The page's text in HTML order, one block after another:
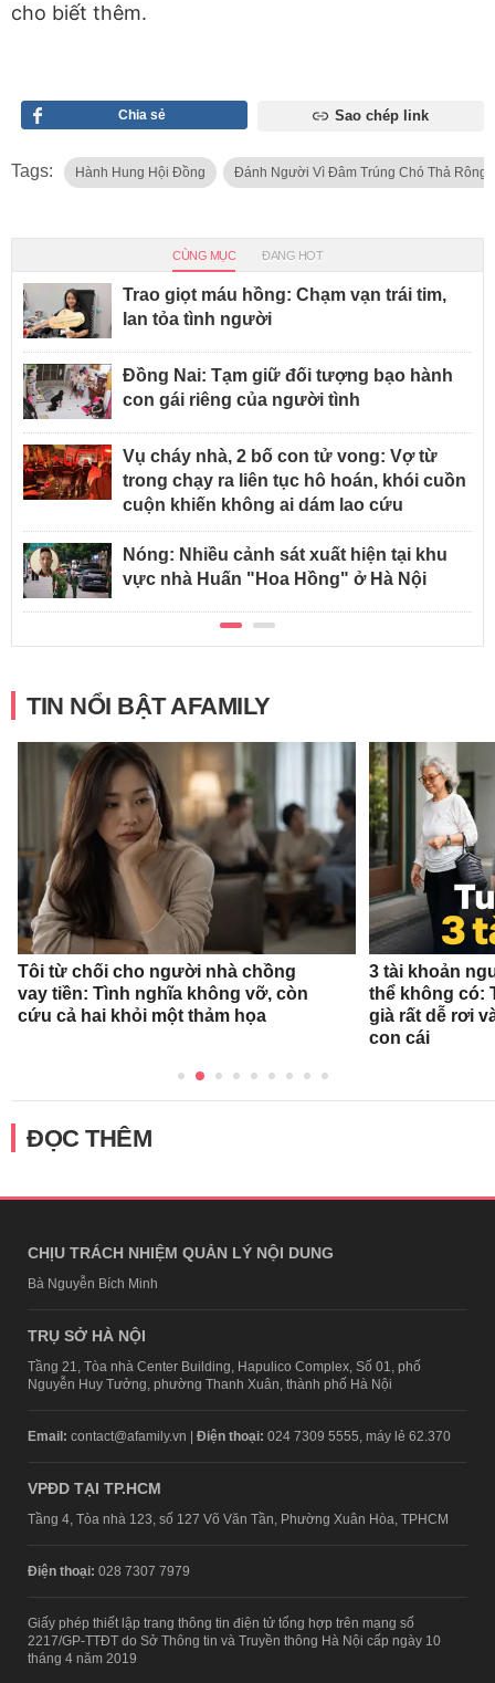
cho biết thêm.
Chia sẻ Sao chép link
Tags: Hành Hung Hội Đồng Đánh Người Vì Đâm Trúng Chó Thả Rông
CÙNG MỤC ĐANG HOT
Trao giọt máu hồng: Chạm vạn trái tim,
lan tỏa tình người
Đồng Nai: Tạm giữ đối tượng bạo hành
con gái riêng của người tình
Vụ cháy nhà, 2 bố con tử vong: Vợ từ
trong chạy ra liên tục hô hoán, khói cuồn
cuộn khiến không ai dám lao cứu
Nóng: Nhiều cảnh sát xuất hiện tại khu
vực nhà Huấn "Hoa Hồng" ở Hà Nội
TIN NỔI BẬT AFAMILY
Tôi từ chối cho người nhà chồng
vay tiền: Tình nghĩa không vỡ, còn
cứu cả hai khỏi một thảm họa
3 tài khoản
thể không có:
già rất dễ rơi
con cái
ĐỌC THÊM
CHỊU TRÁCH NHIỆM QUẢN LÝ NỘI DUNG
Bà Nguyễn Bích Minh
TRỤ SỞ HÀ NỘI
Tầng 21, Tòa nhà Center Building, Hapulico Complex, Số 01, phố
Nguyễn Huy Tưởng, phường Thanh Xuân, thành phố Hà Nội
Email: contact@afamily.vn | Điện thoại: 024 7309 5555, máy lẻ 62.370
VPĐD TẠI TP.HCM
Tầng 4, Tòa nhà 123, số 127 Võ Văn Tần, Phường Xuân Hòa, TPHCM
Điện thoại: 028 7307 7979
Giấy phép thiết lập trang thông tin điện tử tổng hợp trên mạng số
2217/GP-TTĐT do Sở Thông tin và Truyền thông Hà Nội cấp ngày 10
tháng 4 năm 2019